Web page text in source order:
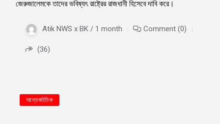
জেরুজালেমকে তাদের ভবিষ্যৎ রাষ্ট্রের রাজধানী হিসেবে দাবি করে।
Atik NWS x BK / 1 month Comment (0)
(36)
আন্তর্জাতিক